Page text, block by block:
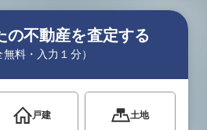
の不動産を査定する
無料・入力１分）
戸建 土地